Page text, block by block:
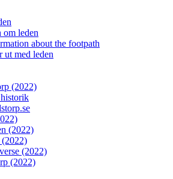
om leden
about the footpath
ut med leden
(2022)
(2022)
(2022)
(2022)